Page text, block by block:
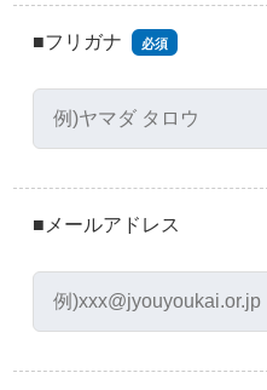
■フリガナ 必須
■メールアドレス